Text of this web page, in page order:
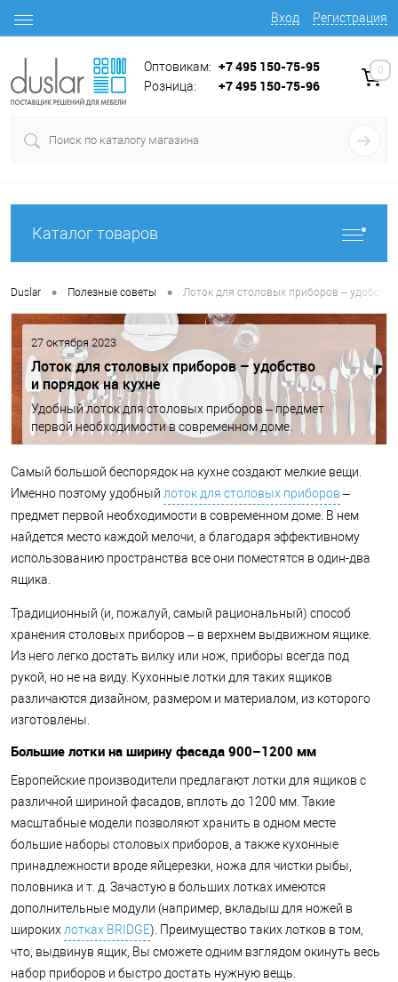
Вход Регистрация
Оптовикам: +7 495 150-75-95
Розница: +7 495 150-75-96
0
Каталог товаров
Duslar • Полезные советы • Лоток для столовых приборов –
27 октября 2023
Лоток для столовых приборов – удобство
и порядок на кухне
Удобный лоток для столовых приборов – предмет
первой необходимости в современном доме.
Самый большой беспорядок на кухне создают мелкие вещи.
Именно поэтому удобный лоток для столовых приборов –
предмет первой необходимости в современном доме. В нем
найдется место каждой мелочи, а благодаря эффективному
использованию пространства все они поместятся в один-два
ящика.
Традиционный (и, пожалуй, самый рациональный) способ
хранения столовых приборов – в верхнем выдвижном ящике.
Из него легко достать вилку или нож, приборы всегда под
рукой, но не на виду. Кухонные лотки для таких ящиков
различаются дизайном, размером и материалом, из которого
изготовлены.
Большие лотки на ширину фасада 900–1200 мм
Европейские производители предлагают лотки для ящиков с
различной шириной фасадов, вплоть до 1200 мм. Такие
масштабные модели позволяют хранить в одном месте
большие наборы столовых приборов, а также кухонные
принадлежности вроде яйцерезки, ножа для чистки рыбы,
половника и т. д. Зачастую в больших лотках имеются
дополнительные модули (например, вкладыш для ножей в
широких лотках BRIDGE). Преимущество таких лотков в том,
что, выдвинув ящик, Вы сможете одним взглядом окинуть весь
набор приборов и быстро достать нужную вещь.